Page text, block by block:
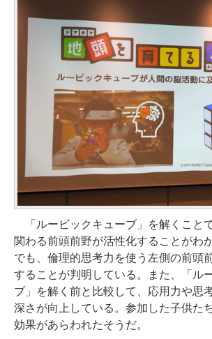
「ルービックキューブ」を解くこと
関わる前頭前野が活性化することがわ
でも、倫理的思考力を使う左側の前頭
することが判明している。また、「ル
ブ」を解く前と比較して、応用力や思
深さが向上している。参加した子供た
効果があらわれたそうだ。